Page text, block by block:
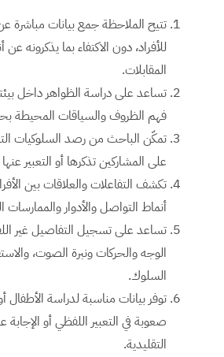
تتيح الملاحظة جمع بيانات مباشرة
للأفراد، دون الاكتفاء بما يذكرونه
المقابلات.
تساعد على دراسة الظواهر داخل
فهم الظروف والسياقات المحيطة
تمكّن الباحث من رصد السلوكيات
على المشاركين تذكرها أو التعبير
تكشف التفاعلات والعلاقات بين
أنماط التواصل والأدوار والممارسات
تساعد على تسجيل التفاصيل غير
الوجه والحركات ونبرة الصوت،
السلوك.
توفر بيانات مناسبة لدراسة الأطفال
صعوبة في التعبير اللفظي أو
التقليدية.